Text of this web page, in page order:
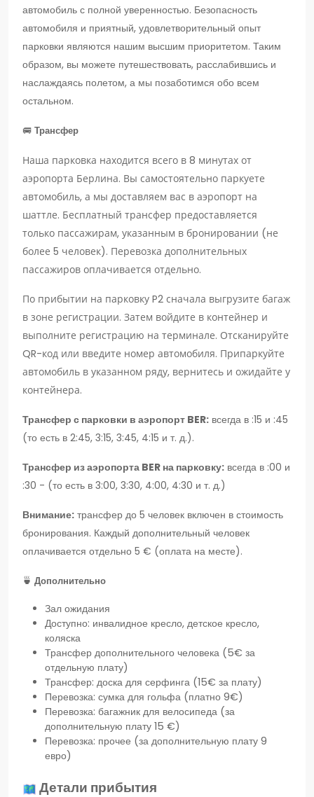
автомобиль с полной уверенностью. Безопасность
автомобиля и приятный, удовлетворительный опыт
парковки являются нашим высшим приоритетом. Таким
образом, вы можете путешествовать, расслабившись и
наслаждаясь полетом, а мы позаботимся обо всем
остальном.
🚐 Трансфер
Наша парковка находится всего в 8 минутах от
аэропорта Берлина. Вы самостоятельно паркуете
автомобиль, а мы доставляем вас в аэропорт на
шаттле. Бесплатный трансфер предоставляется
только пассажирам, указанным в бронировании (не
более 5 человек). Перевозка дополнительных
пассажиров оплачивается отдельно.
По прибытии на парковку P2 сначала выгрузите багаж
в зоне регистрации. Затем войдите в контейнер и
выполните регистрацию на терминале. Отсканируйте
QR-код или введите номер автомобиля. Припаркуйте
автомобиль в указанном ряду, вернитесь и ожидайте у
контейнера.
Трансфер с парковки в аэропорт BER: всегда в :15 и :45
(то есть в 2:45, 3:15, 3:45, 4:15 и т. д.).
Трансфер из аэропорта BER на парковку: всегда в :00 и
:30 - (то есть в 3:00, 3:30, 4:00, 4:30 и т. д.)
Внимание: трансфер до 5 человек включен в стоимость
бронирования. Каждый дополнительный человек
оплачивается отдельно 5 € (оплата на месте).
🍵 Дополнительно
Зал ожидания
Доступно: инвалидное кресло, детское кресло,
коляска
Трансфер дополнительного человека (5€ за
отдельную плату)
Трансфер: доска для серфинга (15€ за плату)
Перевозка: сумка для гольфа (платно 9€)
Перевозка: багажник для велосипеда (за
дополнительную плату 15 €)
Перевозка: прочее (за дополнительную плату 9
евро)
Детали прибытия